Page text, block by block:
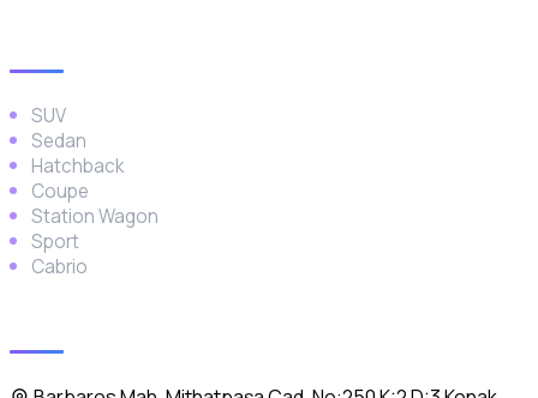
SUV
Sedan
Hatchback
Coupe
Station Wagon
Sport
Cabrio